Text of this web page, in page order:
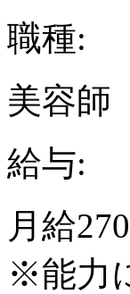
職種:
美容師
給与:
月給
※能力